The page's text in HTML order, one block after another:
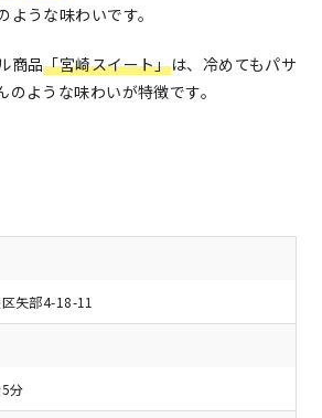
うな味わいです。
商品「宮崎スイート」は、冷めてもパサ
ような味わいが特徴です。
矢部4-18-11
分